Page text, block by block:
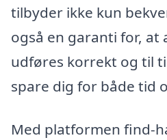
tilbyder ikke kun
også en garanti for, at
udføres korrekt og til
spare dig for både tid
Med platformen find-